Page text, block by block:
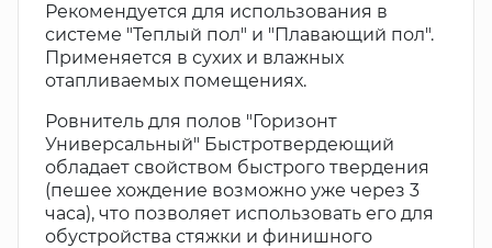
Рекомендуется для использования в
системе "Теплый пол" и "Плавающий пол".
Применяется в сухих и влажных
отапливаемых помещениях.
Ровнитель для полов "Горизонт
Универсальный" Быстротвердеющий
обладает свойством быстрого твердения
(пешее хождение возможно уже через 3
часа), что позволяет использовать его для
обустройства стяжки и финишного